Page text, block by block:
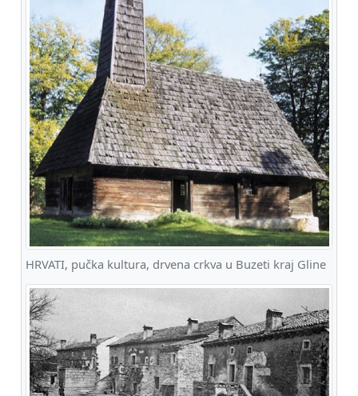
HRVATI, pučka kultura, drvena crkva u Buzeti kraj Gline